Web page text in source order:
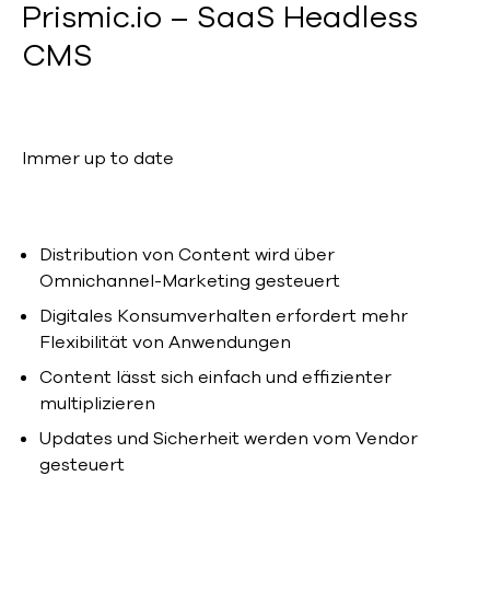
Prismic.io – SaaS Headless
CMS
Immer up to date
Distribution von Content wird über
Omnichannel-Marketing gesteuert
Digitales Konsumverhalten erfordert mehr
Flexibilität von Anwendungen
Content lässt sich einfach und effizienter
multiplizieren
Updates und Sicherheit werden vom Vendor
gesteuert